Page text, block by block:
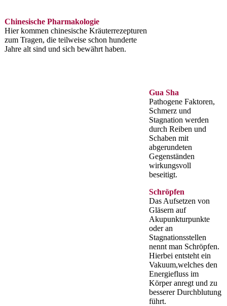
Chinesische Pharmakologie
Hier kommen chinesische Kräuterrezepturen
zum Tragen, die teilweise schon hunderte
Jahre alt sind und sich bewährt haben.
Gua Sha
Pathogene Faktoren,
Schmerz und
Stagnation werden
durch Reiben und
Schaben mit
abgerundeten
Gegenständen
wirkungsvoll
beseitigt.
Schröpfen
Das Aufsetzen von
Gläsern auf
Akupunkturpunkte
oder an
Stagnationsstellen
nennt man Schröpfen.
Hierbei entsteht ein
Vakuum,welches den
Energiefluss im
Körper anregt und zu
besserer Durchblutung
führt.